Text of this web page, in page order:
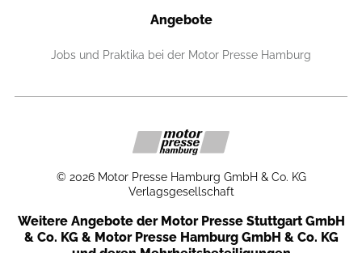
Angebote
Jobs und Praktika bei der Motor Presse Hamburg
© 2026 Motor Presse Hamburg GmbH & Co. KG
Verlagsgesellschaft
Weitere Angebote der Motor Presse Stuttgart GmbH
& Co. KG & Motor Presse Hamburg GmbH & Co. KG